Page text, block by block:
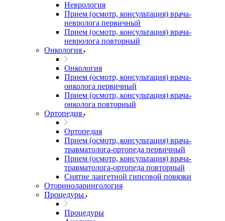
Неврология
Прием (осмотр, консультация) врача-
невролога первичный
Прием (осмотр, консультация) врача-
невролога повторный
Онкология
Онкология
Прием (осмотр, консультация) врача-
онколога первичный
Прием (осмотр, консультация) врача-
онколога повторный
Ортопедия
Ортопедия
Прием (осмотр, консультация) врача-
травматолога-ортопеда первичный
Прием (осмотр, консультация) врача-
травматолога-ортопеда повторный
Снятие лангетной гипсовой повязки
Оториноларингология
Процедуры
Процедуры